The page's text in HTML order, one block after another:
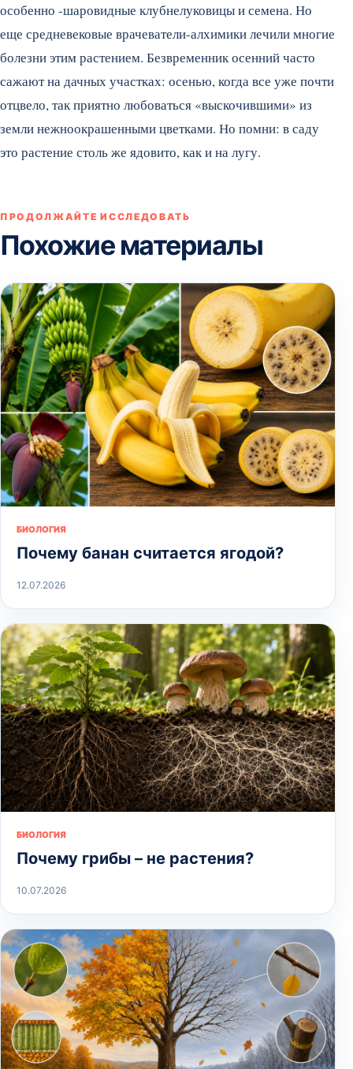
особенно -шаровидные клубнелуковицы и семена. Но
еще средневековые врачеватели-алхимики лечили многие
болезни этим растением. Безвременник осенний часто
сажают на дачных участках: осенью, когда все уже почти
отцвело, так приятно любоваться «выскочившими» из
земли нежноокрашенными цветками. Но помни: в саду
это растение столь же ядовито, как и на лугу.
ПРОДОЛЖАЙТЕ ИССЛЕДОВАТЬ
Похожие материалы
БИОЛОГИЯ
Почему банан считается ягодой?
12.07.2026
БИОЛОГИЯ
Почему грибы – не растения?
10.07.2026